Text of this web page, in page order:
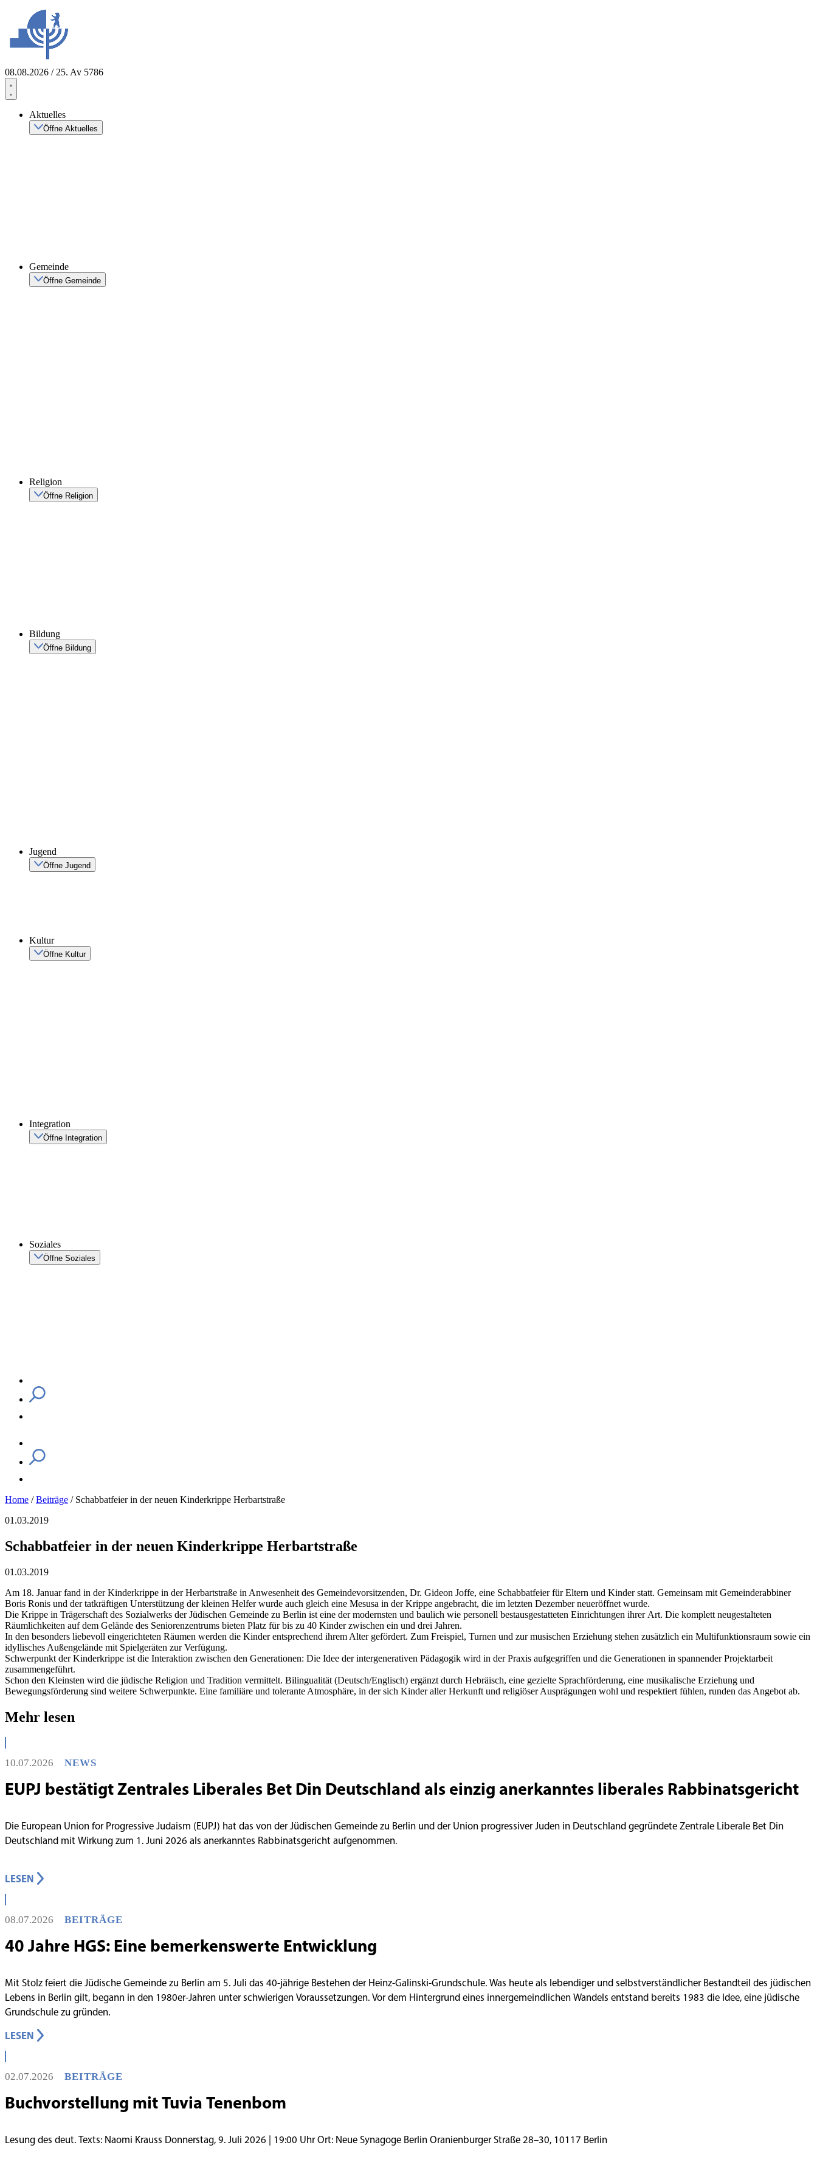
springen
08.08.2026 / 25. Av 5786
Aktuelles
Öffne Aktuelles
Gemeinde
Öffne Gemeinde
Religion
Öffne Religion
Bildung
Öffne Bildung
Jugend
Öffne Jugend
Kultur
Öffne Kultur
Integration
Öffne Integration
Soziales
Öffne Soziales
Home /Beiträge / Schabbatfeier in der neuen Kinderkrippe Herbartstraße
01.03.2019
Schabbatfeier in der neuen Kinderkrippe Herbartstraße
01.03.2019
Am 18. Januar fand in der Kinderkrippe in der Herbartstraße in Anwesenheit des Gemeindevorsitzenden, Dr. Gideon Joffe, eine Schabbatfeier für Eltern und Kinder statt. Gemeinsam mit Gemeinderabbiner
Boris Ronis und der tatkräftigen Unterstützung der kleinen Helfer wurde auch gleich eine Mesusa in der Krippe angebracht, die im letzten Dezember neueröffnet wurde.
Die Krippe in Trägerschaft des Sozialwerks der Jüdischen Gemeinde zu Berlin ist eine der modernsten und baulich wie personell bestausgestatteten Einrichtungen ihrer Art. Die komplett neugestalteten
Räumlichkeiten auf dem Gelände des Seniorenzentrums bieten Platz für bis zu 40 Kinder zwischen ein und drei Jahren.
In den besonders liebevoll eingerichteten Räumen werden die Kinder entsprechend ihrem Alter gefördert. Zum Freispiel, Turnen und zur musischen Erziehung stehen zusätzlich ein Multifunktionsraum sowie ein
idyllisches Außengelände mit Spielgeräten zur Verfügung.
Schwerpunkt der Kinderkrippe ist die Interaktion zwischen den Generationen: Die Idee der intergenerativen Pädagogik wird in der Praxis aufgegriffen und die Generationen in spannender Projektarbeit
zusammengeführt.
Schon den Kleinsten wird die jüdische Religion und Tradition vermittelt. Bilingualität (Deutsch/Englisch) ergänzt durch Hebräisch, eine gezielte Sprachförderung, eine musikalische Erziehung und
Bewegungsförderung sind weitere Schwerpunkte. Eine familiäre und tolerante Atmosphäre, in der sich Kinder aller Herkunft und religiöser Ausprägungen wohl und respektiert fühlen, runden das Angebot ab.
Mehr lesen
10.07.2026 NEWS
EUPJ bestätigt Zentrales Liberales Bet Din Deutschland als einzig anerkanntes liberales Rabbinatsgericht
Die European Union for Progressive Judaism (EUPJ) hat das von der Jüdischen Gemeinde zu Berlin und der Union progressiver Juden in Deutschland gegründete Zentrale Liberale Bet Din
Deutschland mit Wirkung zum 1. Juni 2026 als anerkanntes Rabbinatsgericht aufgenommen.
LESEN
08.07.2026 BEITRÄGE
40 Jahre HGS: Eine bemerkenswerte Entwicklung
Mit Stolz feiert die Jüdische Gemeinde zu Berlin am 5. Juli das 40-jährige Bestehen der Heinz-Galinski-Grundschule. Was heute als lebendiger und selbstverständlicher Bestandteil des jüdischen
Lebens in Berlin gilt, begann in den 1980er-Jahren unter schwierigen Voraussetzungen. Vor dem Hintergrund eines innergemeindlichen Wandels entstand bereits 1983 die Idee, eine jüdische
Grundschule zu gründen.
LESEN
02.07.2026 BEITRÄGE
Buchvorstellung mit Tuvia Tenenbom
Lesung des deut. Texts: Naomi Krauss Donnerstag, 9. Juli 2026 | 19:00 Uhr Ort: Neue Synagoge Berlin Oranienburger Straße 28–30, 10117 Berlin